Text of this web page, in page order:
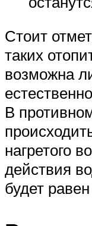
Стоит
таких
возможна
В
нагретого
действия
будет